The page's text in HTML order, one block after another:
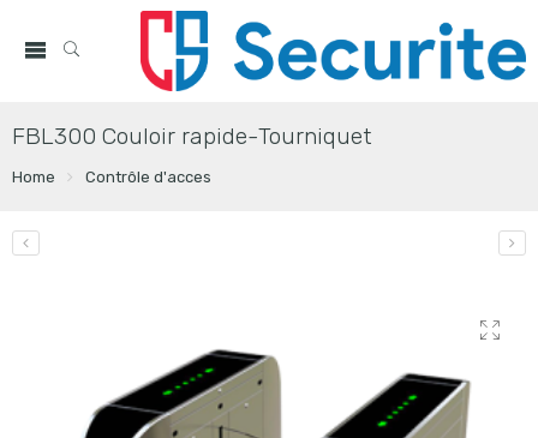
FBL300 Couloir rapide-Tourniquet
Home Contrôle d'acces